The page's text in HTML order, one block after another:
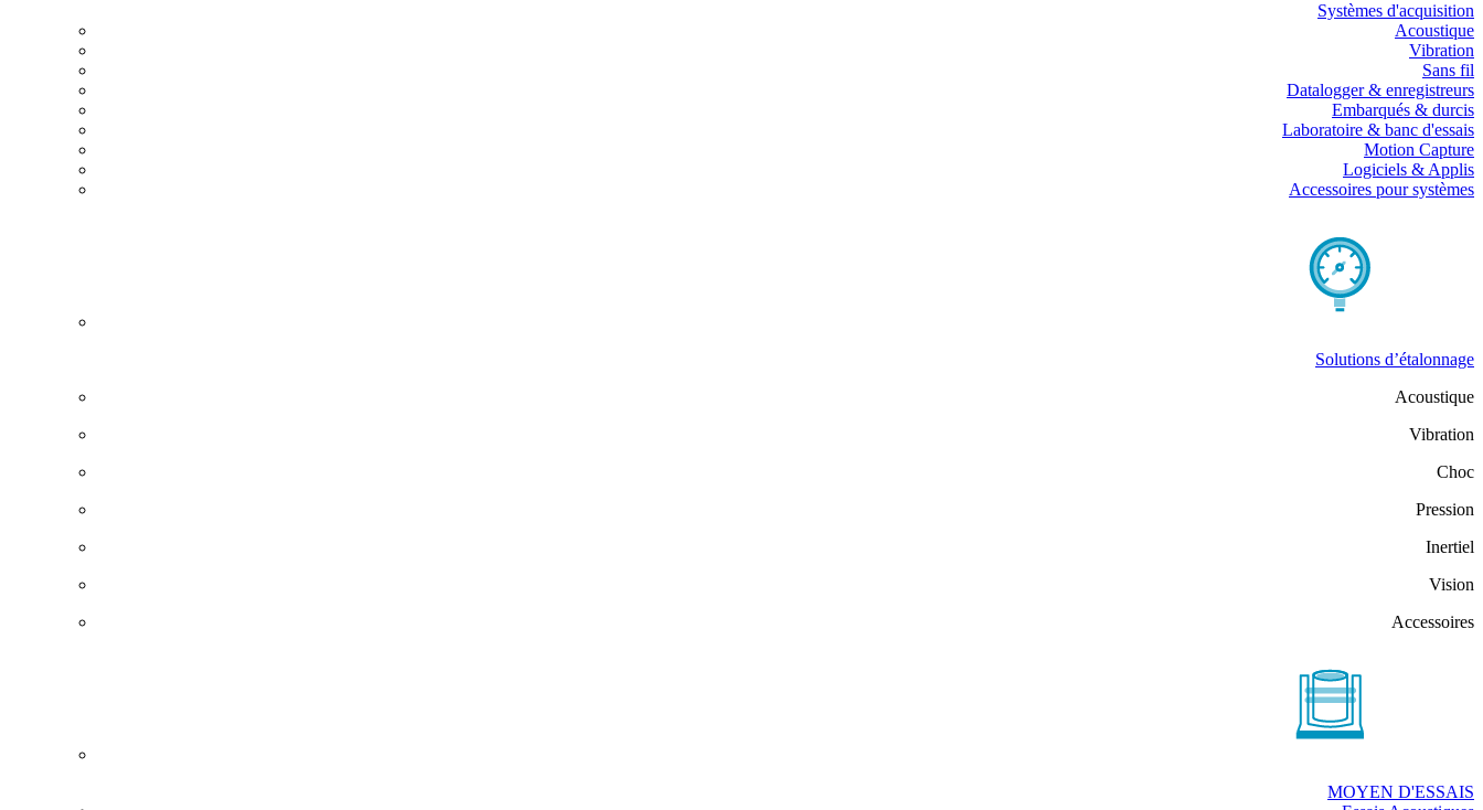
Systèmes d'acquisition
Acoustique
Vibration
Sans fil
Datalogger & enregistreurs
Embarqués & durcis
Laboratoire & banc d'essais
Motion Capture
Logiciels & Applis
Accessoires pour systèmes
Solutions d’étalonnage
Acoustique
Vibration
Choc
Pression
Inertiel
Vision
Accessoires
MOYEN D'ESSAIS